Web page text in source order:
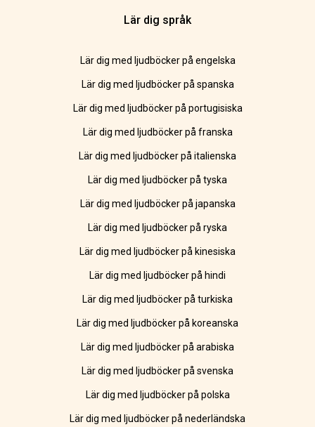
Lär dig språk
Lär dig med ljudböcker på engelska
Lär dig med ljudböcker på spanska
Lär dig med ljudböcker på portugisiska
Lär dig med ljudböcker på franska
Lär dig med ljudböcker på italienska
Lär dig med ljudböcker på tyska
Lär dig med ljudböcker på japanska
Lär dig med ljudböcker på ryska
Lär dig med ljudböcker på kinesiska
Lär dig med ljudböcker på hindi
Lär dig med ljudböcker på turkiska
Lär dig med ljudböcker på koreanska
Lär dig med ljudböcker på arabiska
Lär dig med ljudböcker på svenska
Lär dig med ljudböcker på polska
Lär dig med ljudböcker på nederländska